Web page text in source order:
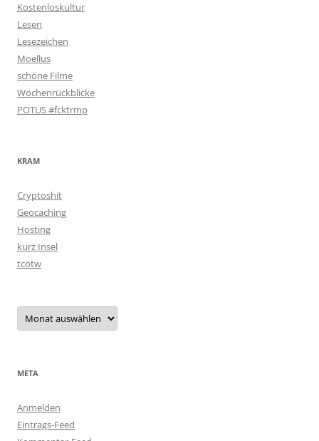
Kostenloskultur
Lesen
Lesezeichen
Moellus
schöne Filme
Wochenrückblicke
POTUS #fcktrmp
KRAM
Cryptoshit
Geocaching
Hosting
kurz Insel
tcotw
Archiv
META
Anmelden
Eintrags-Feed